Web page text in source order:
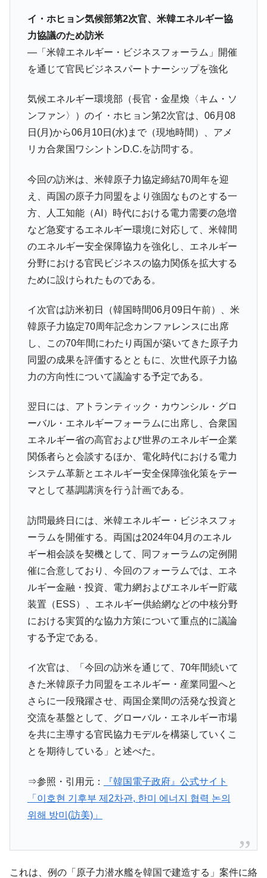
『Money1』
韓国大統領府ボンクラ政策室長が告発され
動」
『Money1』
中国だけが鉄鋼輸出を異常増加させる ⇒ 中
国の過剰生産が世界を蝕む。
『Money1』
韓国製造業「半導体絶好調」のウラで他業
種は全般的「不調」⇒ PSIが示す現況は決して良くない。
ン』1人当たり賠償10万ウォンを認定 ⇒ 総額3兆7,000億
『Money1』 韓国で猛暑。南東部では干ばつ
『Money1』
韓国型イージス搭載の次世代駆逐艦
「KDDX」1番艦、2032年竣工と公示
『Money1』
【対日本円】ウォン安が急進！ 日米の協調
に韓国がいっちょがみしたのでは。
『Money1』
韓国政府『BYD』車への補助金を全廃 ⇒ 実
1.9倍！
『Money1』
在韓米国大使スティールが着韓！⇒ さっそ
く空港に詰めかけ「出て行け！」「極右勢力」のプラカー
ドを掲げる「在韓反米勢力」
『Money1』
韓国政府「2035年までに18.4GW規模のAIデ
ータセンター整備」⇒ だから無理だってば。
『Money1』
JPモルガン「韓国レバレッジETFの清算は
ほぼ終わった」
『Money1』
韓国『国民年金公団』株価暴落で200兆蒸
発。
『Money1』
韓国政府「ニセＫ-ブランドを通報しようキ
ャンペーン」⇒ あの名物教授も登場！
ぎ」では。
『Money1』
韓国鉄鋼最大手『POSCO』ズブズブ沈む。
営業利益80.2％も減少
『Money1』
米国下院「韓国の公務員個人をターゲット
にぶん殴る法案」提出！⇒ クーパン問題は合衆国企業に対
する差別。許してはおかぬ
『Money1』
韓国ボンクラ政策室長･金容範、株価暴落に
他人事のような発言。
業績「史上最高益」当期純利益は前年同期比13.4倍に。
『Money1』
韓国･加徳島新国際空港「またも暗礁」の危
Fact1
日本の誇る海洋資源調査船『白嶺』は先進技術の
Fact1
夏の甲子園、優勝校を最も多く輩出している都道
府県とは？
Fact1 今話題の「楽天ライオンズ」とは？
Fact1 奇跡の毛色「白毛馬」とは？
Fact1
全て勝つといくら？ 競馬GI競走で勝利騎手がもら
Fact1 平成仮面ライダーの意外すぎるモチーフとは？
Fact1
発表から2日で大崩壊、鳴かず飛ばずに終わりそう
イ・ホヒョン気候部第2次官、米韓エネルギー協
力協議のため訪米
―「米韓エネルギー・ビジネスフォーラム」開催
を通じて官民ビジネスパートナーシップを強化
気候エネルギー環境部（長官・金星煥〈キム・ソ
ンファン〉）のイ・ホヒョン第2次官は、06月08
日(月)から06月10日(水)まで（現地時間）、アメ
リカ合衆国ワシントンD.C.を訪問する。
今回の訪米は、米韓原子力協定締結70周年を迎
え、両国の原子力同盟をより強固なものとする一
方、人工知能（AI）時代における電力需要の急増
など急変するエネルギー環境に対応して、米韓間
のエネルギー安全保障協力を強化し、エネルギー
分野における官民ビジネスの協力関係を拡大する
ために設けられたものである。
イ次官は訪米初日（韓国時間06月09日午前）、米
韓原子力協定70周年記念カンファレンスに出席
し、この70年間にわたり両国が築いてきた原子力
同盟の成果を評価するとともに、次世代原子力協
力の方向性について議論する予定である。
翌日には、アトランティック・カウンシル・グロ
ーバル・エネルギーフォーラムに出席し、合衆国
エネルギー省の高官および世界のエネルギー企業
関係者らと会談するほか、電化時代における電力
システム革新とエネルギー安全保障強化策をテー
マとして基調講演を行う計画である。
訪問最終日には、米韓エネルギー・ビジネスフォ
ーラムを開催する。両国は2024年04月のエネル
ギー相会談を契機として、同フォーラムの定例開
催に合意しており、今回のフォーラムでは、エネ
ルギー金融・投資、電力網およびエネルギー貯蔵
装置（ESS）、エネルギー供給網などの中核分野
における実質的な協力方策について重点的に議論
する予定である。
イ次官は、「今回の訪米を通じて、70年間続いて
きた米韓原子力同盟をエネルギー・産業同盟へと
さらに一段飛躍させ、両国企業間の活発な投資と
交流を基盤として、グローバル・エネルギー市場
を共に主導する官民協力モデルを構築していくこ
とを期待している」と述べた。
⇒参照・引用元：
『韓国電子政府』公式サイト
「이호현 기후부 제2차관, 한미 에너지 협력 논의
위해 방미(訪美)」
これは、例の「原子力潜水艦を韓国で建造する」案件に絡